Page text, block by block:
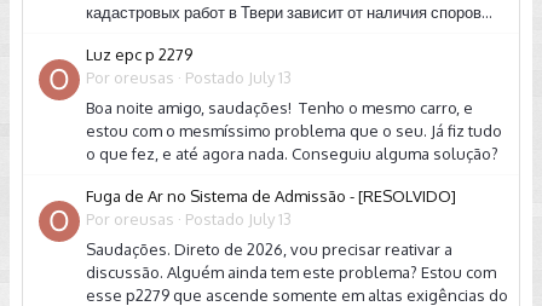
кадастровых работ в Твери зависит от наличия споров...
Luz epc p 2279
Por oreusas · Postado July 13
Boa noite amigo, saudações! Tenho o mesmo carro, e
estou com o mesmíssimo problema que o seu. Já fiz tudo
o que fez, e até agora nada. Conseguiu alguma solução?
Fuga de Ar no Sistema de Admissão - [RESOLVIDO]
Por oreusas · Postado July 13
Saudações. Direto de 2026, vou precisar reativar a
discussão. Alguém ainda tem este problema? Estou com
esse p2279 que ascende somente em altas exigências do